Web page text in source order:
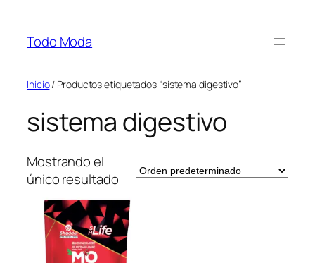
contenido
Todo Moda
Inicio/ Productos etiquetados “sistema digestivo”
sistema digestivo
Mostrando el
único resultado